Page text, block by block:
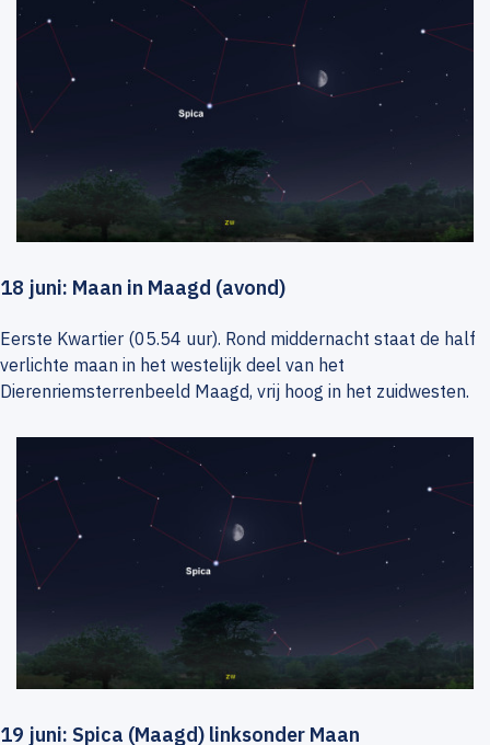
18 juni: Maan in Maagd (avond)
Eerste Kwartier (05.54 uur). Rond middernacht staat de half
verlichte maan in het westelijk deel van het
Dierenriemsterrenbeeld Maagd, vrij hoog in het zuidwesten.
19 juni: Spica (Maagd) linksonder Maan